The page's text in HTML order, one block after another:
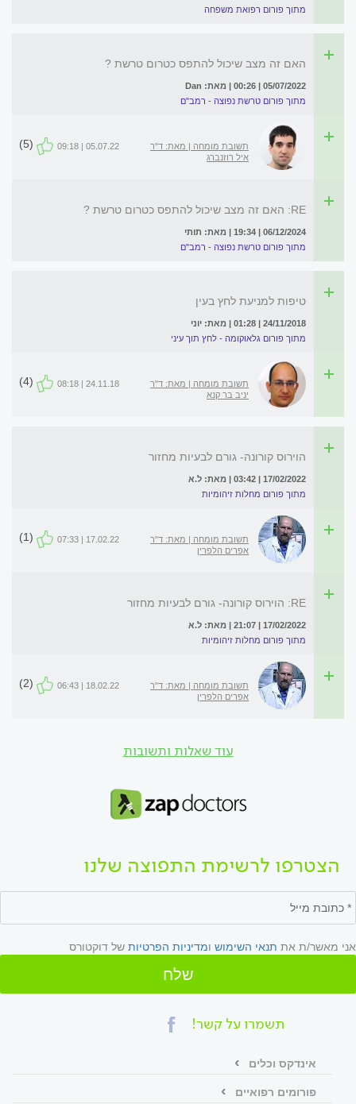
מתוך פורום רפואת משפחה
האם זה מצב שיכול להתפס כטרום טרשת ?
05/07/2022 | 00:26 | מאת: Dan
מתוך פורום טרשת נפוצה - רמב"ם
תשובת מומחה | מאת: ד"ר
איל רוזנברג
05.07.22 | 09:18
(5)
RE: האם זה מצב שיכול להתפס כטרום טרשת ?
06/12/2024 | 19:34 | מאת: תותי
מתוך פורום טרשת נפוצה - רמב"ם
טיפות למניעת לחץ בעין
24/11/2018 | 01:28 | מאת: יוני
מתוך פורום גלאוקומה - לחץ תוך עיני
תשובת מומחה | מאת: ד"ר
יניב בר קנא
24.11.18 | 08:18
(4)
הוירוס קורונה- גורם לבעיות מחזור
17/02/2022 | 03:42 | מאת: ל.א
מתוך פורום מחלות זיהומיות
תשובת מומחה | מאת: ד"ר
אפרים הלפרין
17.02.22 | 07:33
(1)
RE: הוירוס קורונה- גורם לבעיות מחזור
17/02/2022 | 21:07 | מאת: ל.א
מתוך פורום מחלות זיהומיות
תשובת מומחה | מאת: ד"ר
אפרים הלפרין
18.02.22 | 06:43
(2)
עוד שאלות ותשובות
הצטרפו לרשימת התפוצה שלנו
אני מאשר/ת את תנאי השימוש ומדיניות הפרטיות של דוקטורס
שלח
תשמרו על קשר!
אינדקס וכלים
פורומים רפואיים